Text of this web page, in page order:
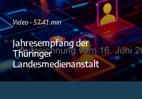
Video - 57:41 min
Jahresempfang der
Thüringer
Landesmedienanstalt